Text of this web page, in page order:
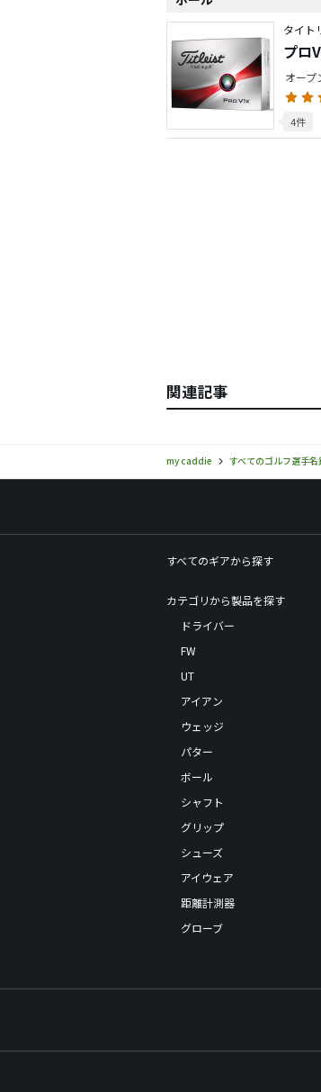
タイト
プロ
オープ
4件
関連記事
my caddie すべてのゴルフ選手名
すべてのギアから探す
カテゴリから製品を探す
ドライバー
FW
UT
アイアン
ウェッジ
パター
ボール
シャフト
グリップ
シューズ
アイウェア
距離計測器
グローブ